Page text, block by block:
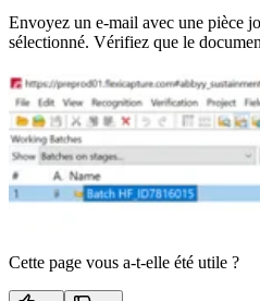
Envoyez un e-mail avec une pièce
sélectionné. Vérifiez que le
Cette page vous a-t-elle été utile ?